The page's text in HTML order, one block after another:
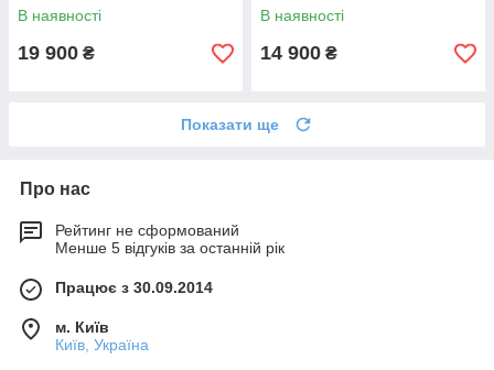
В наявності
19 900 ₴
В наявності
14 900 ₴
Показати ще
Про нас
Рейтинг не сформований
Менше 5 відгуків за останній рік
Працює з 30.09.2014
м. Київ
Київ, Україна